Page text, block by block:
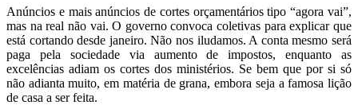
Anúncios e mais anúncios de cortes orçamentários tipo “agora vai”,
mas na real não vai. O governo convoca coletivas para explicar que
está cortando desde janeiro. Não nos iludamos. A conta mesmo será
paga pela sociedade via aumento de impostos, enquanto as
excelências adiam os cortes dos ministérios. Se bem que por si só
não adianta muito, em matéria de grana, embora seja a famosa lição
de casa a ser feita.